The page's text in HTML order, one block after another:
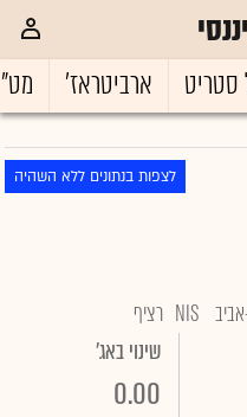
סטריט ארביטראז'
לצפות בנתונים ללא השהיה
NIS רציף
שינוי באג'
0.00